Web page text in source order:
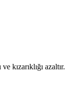
kızarıklığı azaltır.